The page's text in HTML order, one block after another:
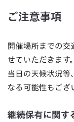
ご注意事項
開催場所までの交
せていただきます。
当日の天候状況等
なる可能性もござ
継続保有に関す